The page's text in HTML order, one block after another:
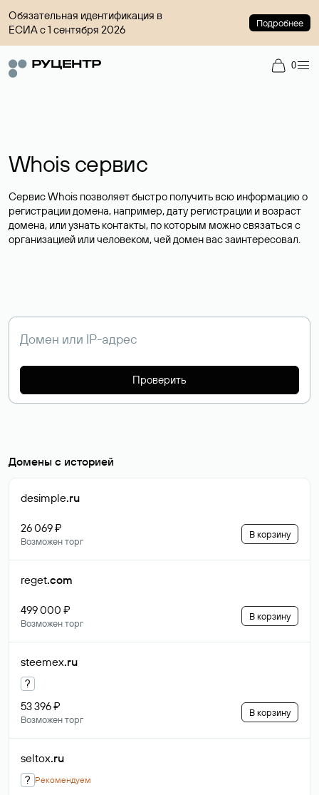
Обязательная идентификация в
ЕСИА с 1 сентября 2026
Подробнее
0
Whois сервис
Сервис Whois позволяет быстро получить всю информацию о
регистрации домена, например, дату регистрации и возраст
домена, или узнать контакты, по которым можно связаться с
организацией или человеком, чей домен вас заинтересовал.
Проверить
Домены с историей
desimple.ru
26 069 ₽
Возможен торг
В корзину
reget.com
499 000 ₽
Возможен торг
В корзину
steemex.ru
?
53 396 ₽
Возможен торг
В корзину
seltox.ru
? Рекомендуем